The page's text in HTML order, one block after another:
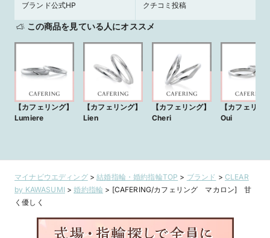
ブランド公式HP クチコミ投稿
この商品を見ている人にオススメ
【カフェリング】
Lumiere
【カフェリング】
Lien
【カフェリング】
Cheri
【カフェリン
Oui
マイナビウエディング>結婚指輪・婚約指輪TOP > ブランド > CLEAR
by KAWASUMI >婚約指輪 > [CAFERING/カフェリング マカロン] 甘
く優しく